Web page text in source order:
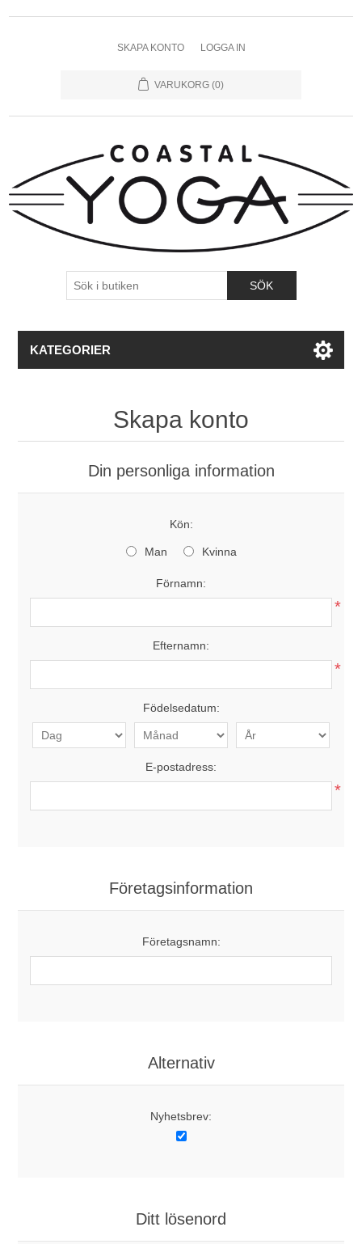
SKAPA KONTO LOGGA IN
VARUKORG (0)
KATEGORIER
Skapa konto
Din personliga information
Kön:
Man Kvinna
Förnamn:
*
Efternamn:
*
Födelsedatum:
E-postadress:
*
Företagsinformation
Företagsnamn:
Alternativ
Nyhetsbrev:
Ditt lösenord